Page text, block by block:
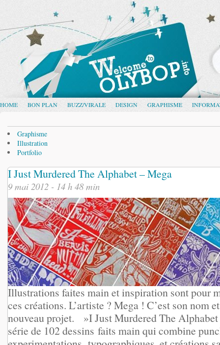
HOME BON PLAN BUZZ/VIRALE DESIGN GRAPHISME
Graphisme
Illustration
Portfolio
I Just Murdered The Alphabet – Mega
9 mai 2012 - 14 h 48 min
Illustrations faites main et inspiration sont pour
ces créations. L’artiste ? Mega ! C’est son nom
nouveau projet. »I Just Murdered The
série de 102 dessins faits main qui combine